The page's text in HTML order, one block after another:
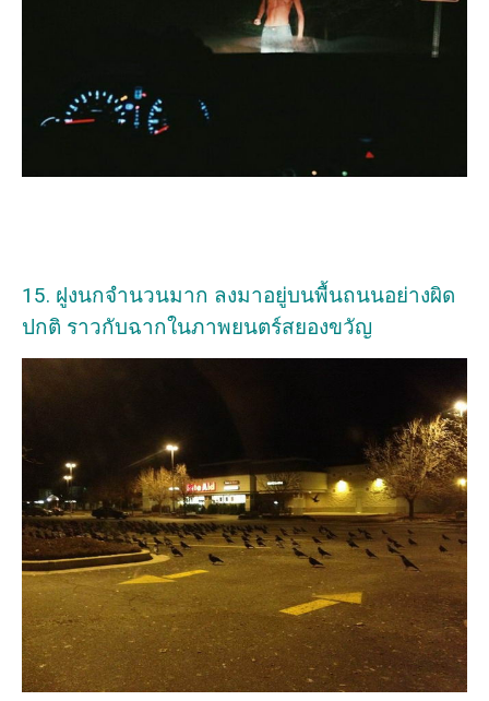
15. ฝูงนกจำนวนมาก ลงมาอยู่บนพื้นถนนอย่างผิด
ปกติ ราวกับฉากในภาพยนตร์สยองขวัญ